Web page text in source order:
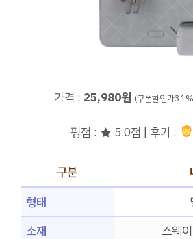
가격 : 25,980원 (쿠폰할인가
평점 : ★ 5.0점 | 후기 :
구분
형태
소재
스웨